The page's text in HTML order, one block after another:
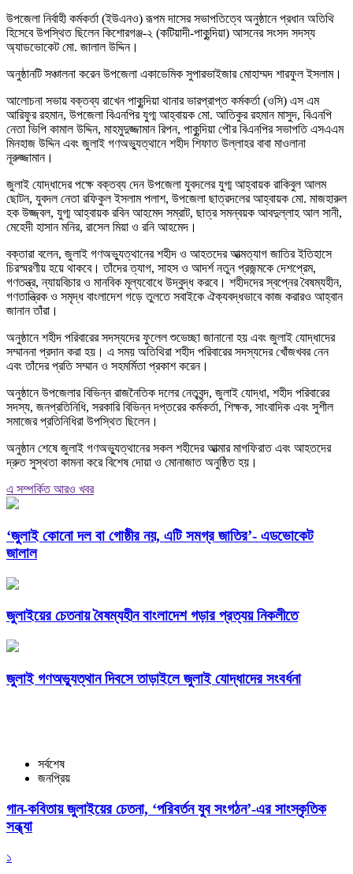
উপজেলা নির্বাহী কর্মকর্তা (ইউএনও) রূপম দাসের সভাপতিত্বে অনুষ্ঠানে প্রধান অতিথি
হিসেবে উপস্থিত ছিলেন কিশোরগঞ্জ-২ (কটিয়াদী-পাকুন্দিয়া) আসনের সংসদ সদস্য
অ্যাডভোকেট মো. জালাল উদ্দিন।
অনুষ্ঠানটি সঞ্চালনা করেন উপজেলা একাডেমিক সুপারভাইজার মোহাম্মদ শারফুল ইসলাম।
আলোচনা সভায় বক্তব্য রাখেন পাকুন্দিয়া থানার ভারপ্রাপ্ত কর্মকর্তা (ওসি) এস এম
আরিফুর রহমান, উপজেলা বিএনপির যুগ্ম আহ্বায়ক মো. আতিকুর রহমান মাসুদ, বিএনপি
নেতা ভিপি কামাল উদ্দিন, মাহমুদুজ্জামান রিপন, পাকুন্দিয়া পৌর বিএনপির সভাপতি এসএএম
মিনহাজ উদ্দিন এবং জুলাই গণঅভ্যুত্থানে শহীদ শিফাত উল্লাহর বাবা মাওলানা
নূরুজ্জামান।
জুলাই যোদ্ধাদের পক্ষে বক্তব্য দেন উপজেলা যুবদলের যুগ্ম আহ্বায়ক রাকিবুল আলম
ছোটন, যুবদল নেতা রফিকুল ইসলাম পলাশ, উপজেলা ছাত্রদলের আহ্বায়ক মো. মাজহারুল
হক উজ্জ্বল, যুগ্ম আহ্বায়ক রবিন আহমেদ সম্রাট, ছাত্র সমন্বয়ক আবদুল্লাহ আল সানী,
মেহেদী হাসান মনির, রাসেল মিয়া ও রনি আহমেদ।
বক্তারা বলেন, জুলাই গণঅভ্যুত্থানের শহীদ ও আহতদের আত্মত্যাগ জাতির ইতিহাসে
চিরস্মরণীয় হয়ে থাকবে। তাঁদের ত্যাগ, সাহস ও আদর্শ নতুন প্রজন্মকে দেশপ্রেম,
গণতন্ত্র, ন্যায়বিচার ও মানবিক মূল্যবোধে উদ্বুদ্ধ করবে। শহীদদের স্বপ্নের বৈষম্যহীন,
গণতান্ত্রিক ও সমৃদ্ধ বাংলাদেশ গড়ে তুলতে সবাইকে ঐক্যবদ্ধভাবে কাজ করারও আহ্বান
জানান তাঁরা।
অনুষ্ঠানে শহীদ পরিবারের সদস্যদের ফুলেল শুভেচ্ছা জানানো হয় এবং জুলাই যোদ্ধাদের
সম্মাননা প্রদান করা হয়। এ সময় অতিথিরা শহীদ পরিবারের সদস্যদের খোঁজখবর নেন
এবং তাঁদের প্রতি সম্মান ও সহমর্মিতা প্রকাশ করেন।
অনুষ্ঠানে উপজেলার বিভিন্ন রাজনৈতিক দলের নেতৃবৃন্দ, জুলাই যোদ্ধা, শহীদ পরিবারের
সদস্য, জনপ্রতিনিধি, সরকারি বিভিন্ন দপ্তরের কর্মকর্তা, শিক্ষক, সাংবাদিক এবং সুশীল
সমাজের প্রতিনিধিরা উপস্থিত ছিলেন।
অনুষ্ঠান শেষে জুলাই গণঅভ্যুত্থানের সকল শহীদের আত্মার মাগফিরাত এবং আহতদের
দ্রুত সুস্থতা কামনা করে বিশেষ দোয়া ও মোনাজাত অনুষ্ঠিত হয়।
এ সম্পর্কিত আরও খবর
‘জুলাই কোনো দল বা গোষ্ঠীর নয়, এটি সমগ্র জাতির’- এডভোকেট
জালাল
জুলাইয়ের চেতনায় বৈষম্যহীন বাংলাদেশ গড়ার প্রত্যয় নিকলীতে
জুলাই গণঅভ্যুত্থান দিবসে তাড়াইলে জুলাই যোদ্ধাদের সংবর্ধনা
সর্বশেষ
জনপ্রিয়
গান-কবিতায় জুলাইয়ের চেতনা, ‘পরিবর্তন যুব সংগঠন’-এর সাংস্কৃতিক
সন্ধ্যা
১